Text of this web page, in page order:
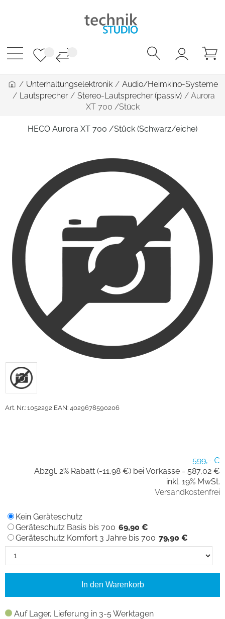
/ Unterhaltungselektronik / Audio/Heimkino-Systeme
/ Lautsprecher/ Stereo-Lautsprecher (passiv) / Aurora
XT 700 /Stück
HECO Aurora XT 700 /Stück (Schwarz/eiche)
Art. Nr.: 1052292 EAN: 4029678590206
599,- €
Abzgl. 2% Rabatt (-11,98 €) bei Vorkasse = 587,02 €
inkl. 19% MwSt.
Versandkostenfrei
Auf Lager, Lieferung in 3-5 Werktagen
Kein Geräteschutz
Geräteschutz Basis bis 700 69,90 €
Geräteschutz Komfort 3 Jahre bis 700 79,90 €
In den Warenkorb